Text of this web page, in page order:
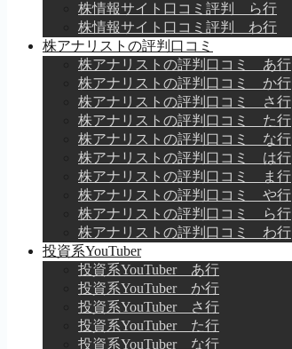
株情報サイト口コミ評判 ら行
株情報サイト口コミ評判 わ行
株アナリストの評判口コミ
株アナリストの評判口コミ あ行
株アナリストの評判口コミ か行
株アナリストの評判口コミ さ行
株アナリストの評判口コミ た行
株アナリストの評判口コミ な行
株アナリストの評判口コミ は行
株アナリストの評判口コミ ま行
株アナリストの評判口コミ や行
株アナリストの評判口コミ ら行
株アナリストの評判口コミ わ行
投資系YouTuber
投資系YouTuber あ行
投資系YouTuber か行
投資系YouTuber さ行
投資系YouTuber た行
投資系YouTuber な行